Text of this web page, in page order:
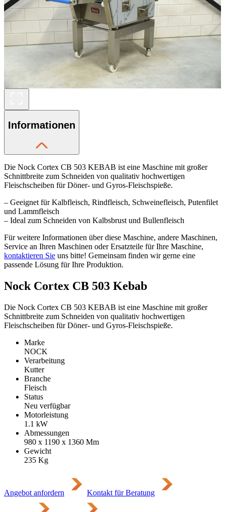
Informationen
Die Nock Cortex CB 503 KEBAB ist eine Maschine mit großer
Schnittbreite zum Schneiden von qualitativ hochwertigen
Fleischscheiben für Döner- und Gyros-Fleischspieße.
– Geeignet für Kalbfleisch, Rindfleisch, Schweinefleisch, Putenfilet
und Lammfleisch
– Ideal zum Schneiden von Kalbsbrust und Bullenfleisch
Für weitere Informationen über diese Maschine, andere Maschinen,
Service an Ihren Maschinen oder Ersatzteile für Ihre Maschine,
kontaktieren Sie uns bitte! Gemeinsam finden wir gerne eine
passende Lösung für Ihre Produktion.
Nock Cortex CB 503 Kebab
Die Nock Cortex CB 503 KEBAB ist eine Maschine mit großer
Schnittbreite zum Schneiden von qualitativ hochwertigen
Fleischscheiben für Döner- und Gyros-Fleischspieße.
Marke
NOCK
Verarbeitung
Kutter
Branche
Fleisch
Status
Neu verfügbar
Motorleistung
1.1 kW
Abmessungen
980 x 1190 x 1360 Mm
Gewicht
235 Kg
Angebot anfordern Kontakt für Beratung